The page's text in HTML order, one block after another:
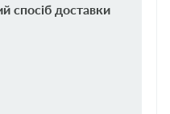
спосіб доставки